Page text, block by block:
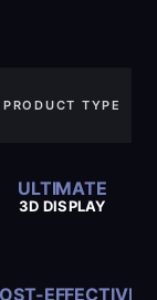
PRODUCT TYPE
ULTIMATE
3D DISPLAY
EFFECTIVE